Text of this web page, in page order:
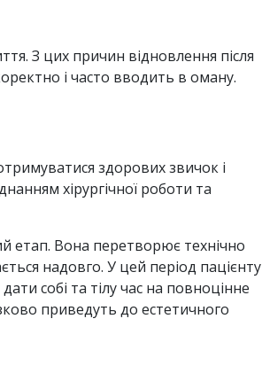
З цих причин відновлення після
і часто вводить в оману.
здорових звичок і
хірургічної роботи та
етап. Вона перетворює технічно
надовго. У цей період пацієнту
собі та тілу час на повноцінне
приведуть до естетичного